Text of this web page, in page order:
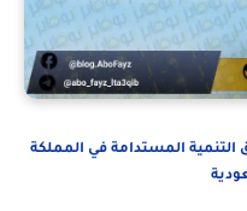
المستدامة في المملكة